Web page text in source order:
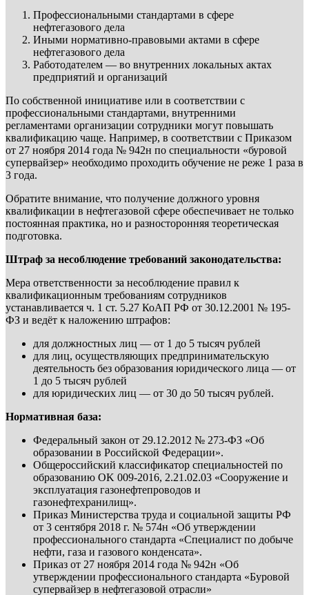
Профессиональными стандартами в сфере
нефтегазового дела
Иными нормативно-правовыми актами в сфере
нефтегазового дела
Работодателем — во внутренних локальных актах
предприятий и организаций
По собственной инициативе или в соответствии с
профессиональными стандартами, внутренними
регламентами организации сотрудники могут повышать
квалификацию чаще. Например, в соответствии с Приказом
от 27 ноября 2014 года № 942н по специальности «буровой
супервайзер» необходимо проходить обучение не реже 1 раза в
3 года.
Обратите внимание, что получение должного уровня
квалификации в нефтегазовой сфере обеспечивает не только
постоянная практика, но и разносторонняя теоретическая
подготовка.
Штраф за несоблюдение требований законодательства:
Мера ответственности за несоблюдение правил к
квалификационным требованиям сотрудников
устанавливается ч. 1 ст. 5.27 КоАП РФ от 30.12.2001 № 195-
ФЗ и ведёт к наложению штрафов:
для должностных лиц — от 1 до 5 тысяч рублей
для лиц, осуществляющих предпринимательскую
деятельность без образования юридического лица — от
1 до 5 тысяч рублей
для юридических лиц — от 30 до 50 тысяч рублей.
Нормативная база:
Федеральный закон от 29.12.2012 № 273-ФЗ «Об
образовании в Российской Федерации».
Общероссийский классификатор специальностей по
образованию OK 009-2016, 2.21.02.03 «Сооружение и
эксплуатация газонефтепроводов и
газонефтехранилищ».
Приказ Министерства труда и социальной защиты РФ
от 3 сентября 2018 г. № 574н «Об утверждении
профессионального стандарта «Специалист по добыче
нефти, газа и газового конденсата».
Приказ от 27 ноября 2014 года № 942н «Об
утверждении профессионального стандарта «Буровой
супервайзер в нефтегазовой отрасли»